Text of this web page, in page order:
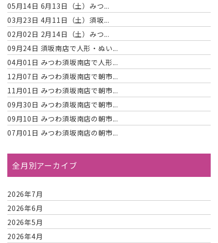
05月14日 6月13日（土）みつ...
03月23日 4月11日（土）須坂...
02月02日 2月14日（土）みつ...
09月24日 須坂南店で人形・ぬい...
04月01日 みつわ須坂南店で人形...
12月07日 みつわ須坂南店で朝市...
11月01日 みつわ須坂南店で朝市...
09月30日 みつわ須坂南店で朝市...
09月10日 みつわ須坂南店の朝市...
07月01日 みつわ須坂南店の朝市...
全月別アーカイブ
2026年7月
2026年6月
2026年5月
2026年4月